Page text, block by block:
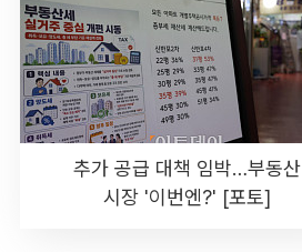
추가 공급 대책 임박…부동산
시장 '이번엔?' [포토]